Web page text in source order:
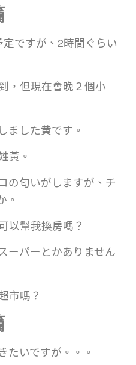
ですが、2時間ぐらい
，但現在會晚２個小
ました黄です。
黃。
の匂いがしますが、チ
。
以幫我換房嗎？
ーパーとかありません
市嗎？
たいですが。。。